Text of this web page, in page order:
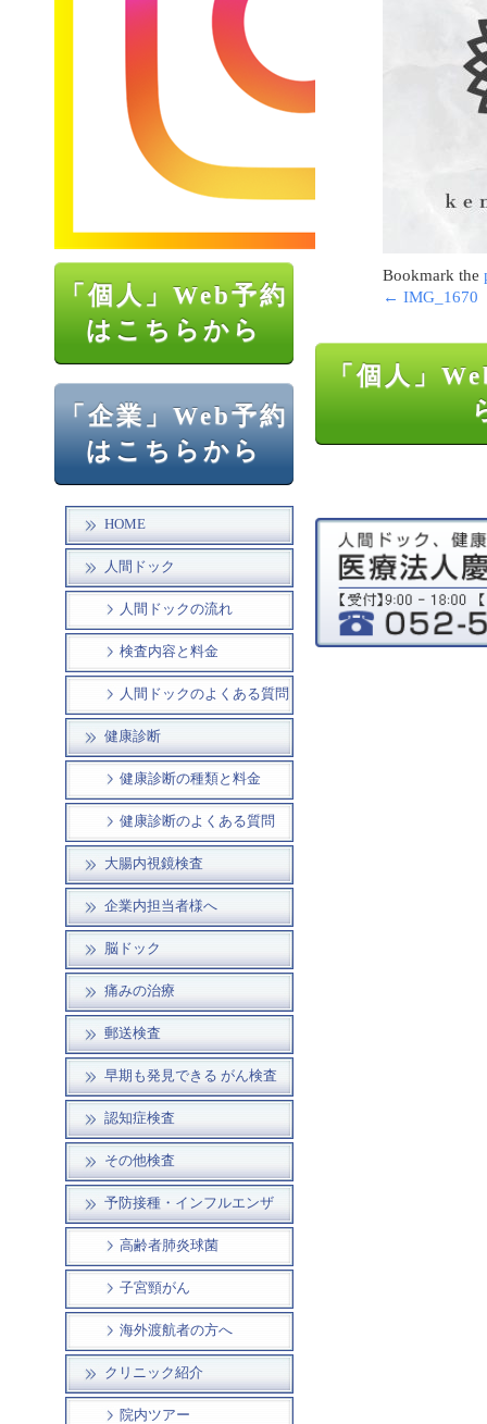
「個人」Web予約
はこちらから
「企業」Web予約
はこちらから
HOME
人間ドック
人間ドックの流れ
検査内容と料金
人間ドックのよくある質問
健康診断
健康診断の種類と料金
健康診断のよくある質問
大腸内視鏡検査
企業内担当者様へ
脳ドック
痛みの治療
郵送検査
早期も発見できる がん検査
認知症検査
その他検査
予防接種・インフルエンザ
高齢者肺炎球菌
子宮頸がん
海外渡航者の方へ
クリニック紹介
院内ツアー
Bookmark the
← IMG_1670
「個人」